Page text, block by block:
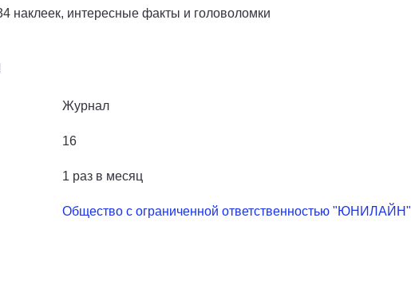
наклеек, интересные факты и головоломки
Журнал
16
1 раз в месяц
Общество с ограниченной ответственностью "ЮНИЛАЙН"